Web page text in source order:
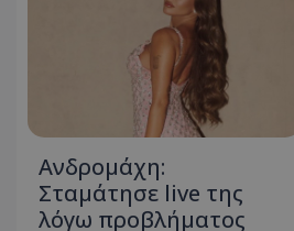
Ανδρομάχη:
Σταμάτησε live της
λόγω προβλήματος